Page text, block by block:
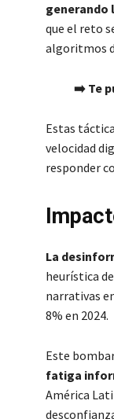
generando
que el reto
algoritmos
➡️ Te
Estas
velocidad
responder
La
heurística
narrativas
8% en 2024.
Este
fatiga
América